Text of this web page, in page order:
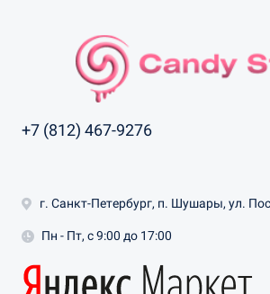
+7 (812) 467-9276
г. Санкт-Петербург, п. Шушары, ул.
Пн - Пт, с 9:00 до 17:00